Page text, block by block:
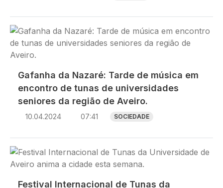
Imagem
Gafanha da Nazaré: Tarde de música em
encontro de tunas de universidades
seniores da região de Aveiro.
10.04.2024 07:41 SOCIEDADE
Imagem
Festival Internacional de Tunas da